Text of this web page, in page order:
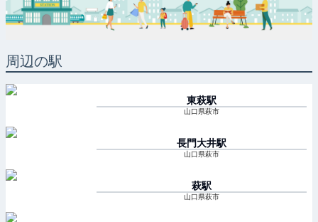
周辺の駅
東萩駅
山口県萩市
長門大井駅
山口県萩市
萩駅
山口県萩市